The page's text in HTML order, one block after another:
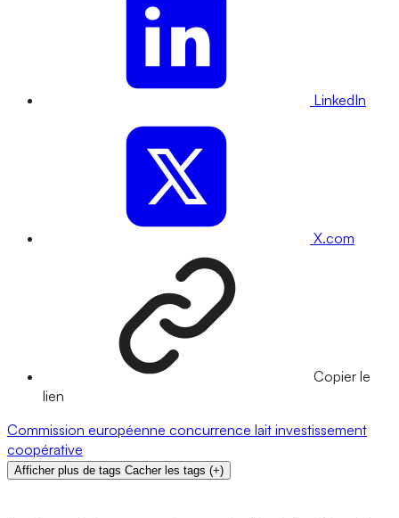
LinkedIn
X.com
Copier le
lien
Commission européenne concurrence lait investissement
coopérative
Afficher plus de tags Cacher les tags (+)